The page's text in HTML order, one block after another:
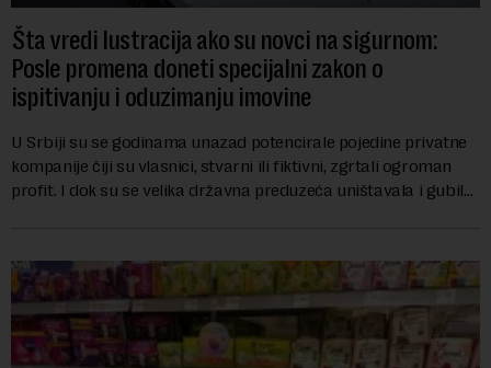
Šta vredi lustracija ako su novci na sigurnom:
Posle promena doneti specijalni zakon o
ispitivanju i oduzimanju imovine
U Srbiji su se godinama unazad potencirale pojedine privatne
kompanije čiji su vlasnici, stvarni ili fiktivni, zgrtali ogroman
profit. I dok su se velika državna preduzeća uništavala i gubila